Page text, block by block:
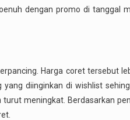
dengan promo di tanggal
Harga coret tersebut
diinginkan di wishlist
meningkat. Berdasarkan